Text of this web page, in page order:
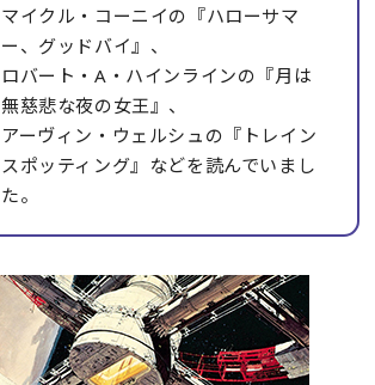
マイクル・コーニイの『ハローサマ
ー、グッドバイ』、
ロバート・A・ハインラインの『月は
無慈悲な夜の女王』、
アーヴィン・ウェルシュの『トレイン
スポッティング』などを読んでいまし
た。